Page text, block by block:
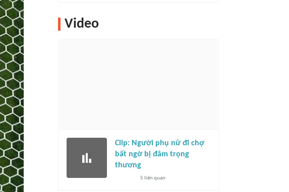
Video
Clip: Người phụ nữ đi chợ
bất ngờ bị đâm trọng
thương
5 liên quan